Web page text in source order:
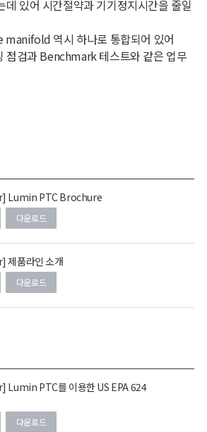
데 있어 시간절약과 기기정지시간을 줄일
역시 하나로 통합되어 있어
점검과 Benchmark 테스트와 같은 업무
Lumin PTC Brochure
다운로드
제품라인 소개
다운로드
Lumin PTC를 이용한 US EPA 624
다운로드